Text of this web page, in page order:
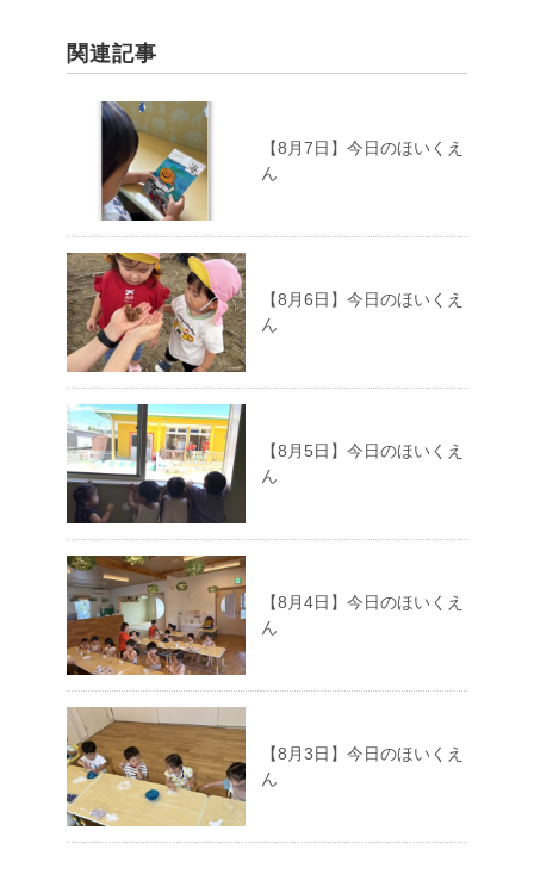
関連記事
【8月7日】今日のほいくえ
ん
【8月6日】今日のほいくえ
ん
【8月5日】今日のほいくえ
ん
【8月4日】今日のほいくえ
ん
【8月3日】今日のほいくえ
ん